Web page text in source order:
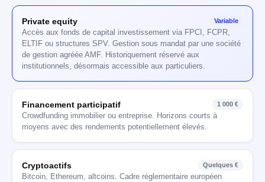
Private equity Variable
Accès aux fonds de capital investissement via FPCI, FCPR,
ELTIF ou structures SPV. Gestion sous mandat par une société
de gestion agréée AMF. Historiquement réservé aux
institutionnels, désormais accessible aux particuliers.
Financement participatif 1 000 €
Crowdfunding immobilier ou entreprise. Horizons courts à
moyens avec des rendements potentiellement élevés.
Cryptoactifs Quelques €
Bitcoin, Ethereum, altcoins. Cadre réglementaire européen